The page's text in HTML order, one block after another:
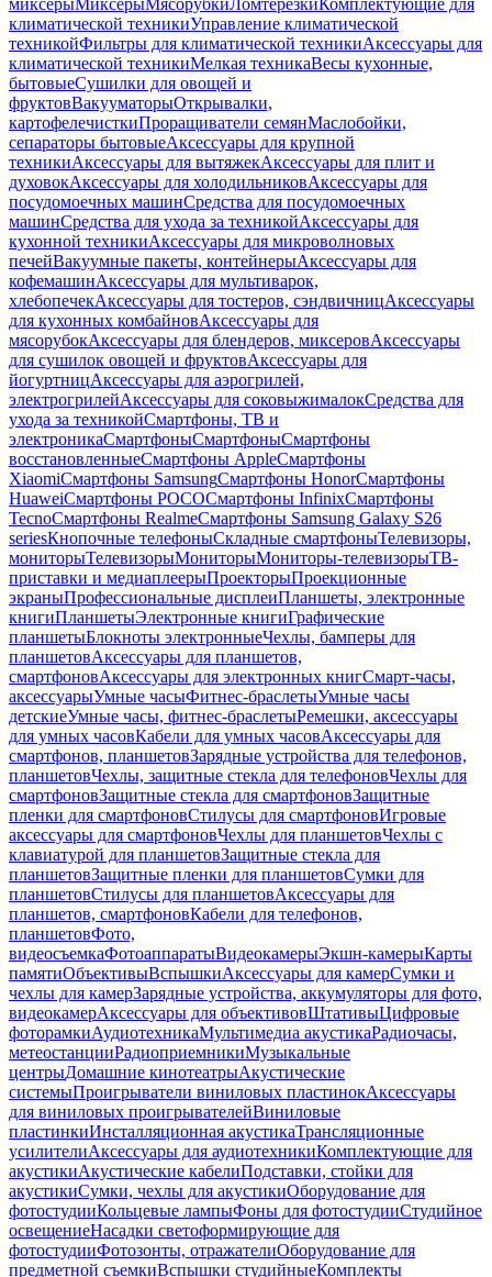
миксерыМиксерыМясорубкиЛомтерезкиКомплектующие для
климатической техникиУправление климатической
техникойФильтры для климатической техникиАксессуары для
климатической техникиМелкая техникаВесы кухонные,
бытовыеСушилки для овощей и
фруктовВакууматорыОткрывалки,
картофелечисткиПроращиватели семянМаслобойки,
сепараторы бытовыеАксессуары для крупной
техникиАксессуары для вытяжекАксессуары для плит и
духовокАксессуары для холодильниковАксессуары для
посудомоечных машинСредства для посудомоечных
машинСредства для ухода за техникойАксессуары для
кухонной техникиАксессуары для микроволновых
печейВакуумные пакеты, контейнерыАксессуары для
кофемашинАксессуары для мультиварок,
хлебопечекАксессуары для тостеров, сэндвичницАксессуары
для кухонных комбайновАксессуары для
мясорубокАксессуары для блендеров, миксеровАксессуары
для сушилок овощей и фруктовАксессуары для
йогуртницАксессуары для аэрогрилей,
электрогрилейАксессуары для соковыжималокСредства для
ухода за техникойСмартфоны, ТВ и
электроникаСмартфоныСмартфоныСмартфоны
восстановленныеСмартфоны AppleСмартфоны
XiaomiСмартфоны SamsungСмартфоны HonorСмартфоны
HuaweiСмартфоны POCOСмартфоны InfinixСмартфоны
TecnoСмартфоны RealmeСмартфоны Samsung Galaxy S26
seriesКнопочные телефоныСкладные смартфоныТелевизоры,
мониторыТелевизорыМониторыМониторы-телевизорыТВ-
приставки и медиаплеерыПроекторыПроекционные
экраныПрофессиональные дисплеиПланшеты, электронные
книгиПланшетыЭлектронные книгиГрафические
планшетыБлокноты электронныеЧехлы, бамперы для
планшетовАксессуары для планшетов,
смартфоновАксессуары для электронных книгСмарт-часы,
аксессуарыУмные часыФитнес-браслетыУмные часы
детскиеУмные часы, фитнес-браслетыРемешки, аксессуары
для умных часовКабели для умных часовАксессуары для
смартфонов, планшетовЗарядные устройства для телефонов,
планшетовЧехлы, защитные стекла для телефоновЧехлы для
смартфоновЗащитные стекла для смартфоновЗащитные
пленки для смартфоновСтилусы для смартфоновИгровые
аксессуары для смартфоновЧехлы для планшетовЧехлы с
клавиатурой для планшетовЗащитные стекла для
планшетовЗащитные пленки для планшетовСумки для
планшетовСтилусы для планшетовАксессуары для
планшетов, смартфоновКабели для телефонов,
планшетовФото,
видеосъемкаФотоаппаратыВидеокамерыЭкшн-камерыКарты
памятиОбъективыВспышкиАксессуары для камерСумки и
чехлы для камерЗарядные устройства, аккумуляторы для фото,
видеокамерАксессуары для объективовШтативыЦифровые
фоторамкиАудиотехникаМультимедиа акустикаРадиочасы,
метеостанцииРадиоприемникиМузыкальные
центрыДомашние кинотеатрыАкустические
системыПроигрыватели виниловых пластинокАксессуары
для виниловых проигрывателейВиниловые
пластинкиИнсталляционная акустикаТрансляционные
усилителиАксессуары для аудиотехникиКомплектующие для
акустикиАкустические кабелиПодставки, стойки для
акустикиСумки, чехлы для акустикиОборудование для
фотостудииКольцевые лампыФоны для фотостудииСтудийное
освещениеНасадки светоформирующие для
фотостудииФотозонты, отражателиОборудование для
предметной съемкиВспышки студийныеКомплекты